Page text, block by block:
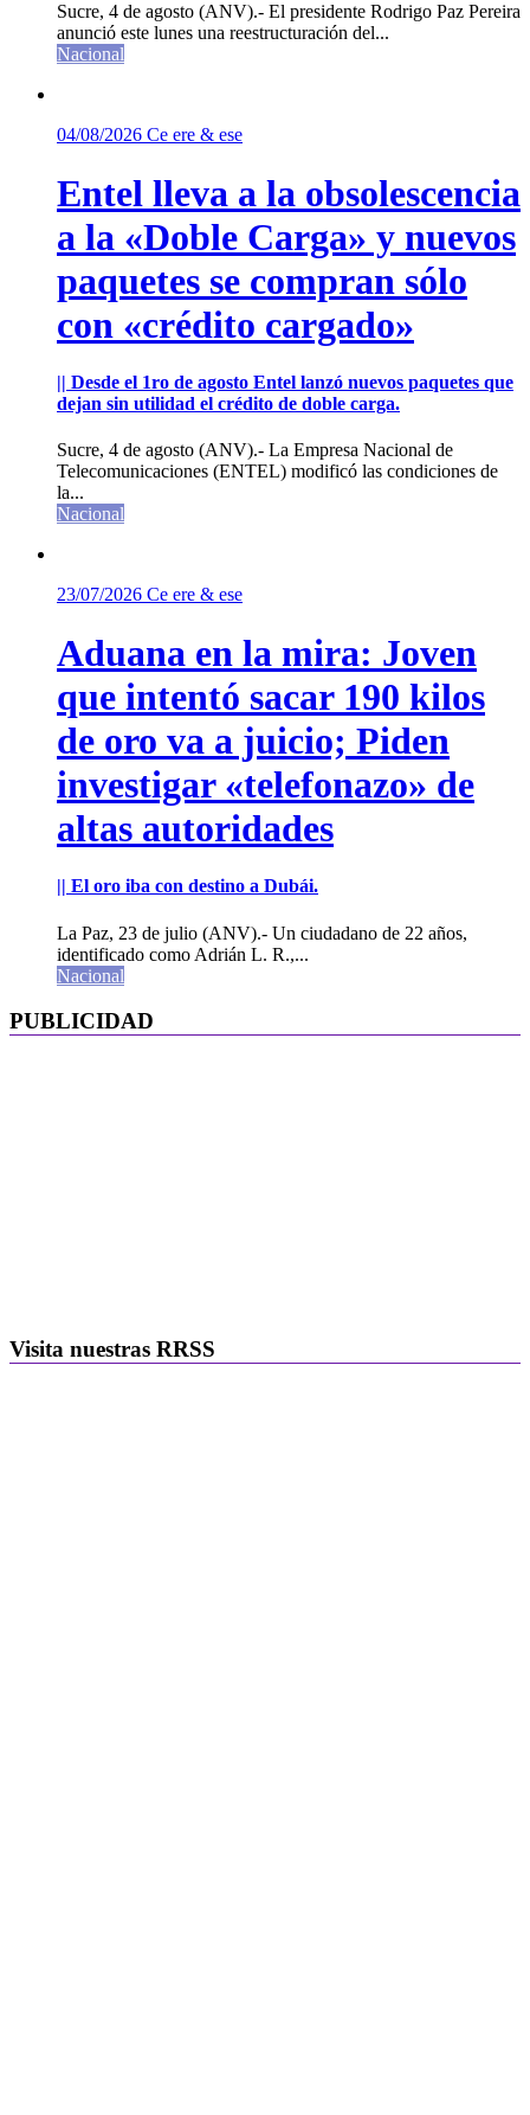
Sucre, 4 de agosto (ANV).- El presidente Rodrigo Paz Pereira
anunció este lunes una reestructuración del...
Nacional
04/08/2026 Ce ere & ese
Entel lleva a la obsolescencia
a la «Doble Carga» y nuevos
paquetes se compran sólo
con «crédito cargado»
|| Desde el 1ro de agosto Entel lanzó nuevos paquetes que
dejan sin utilidad el crédito de doble carga.
Sucre, 4 de agosto (ANV).- La Empresa Nacional de
Telecomunicaciones (ENTEL) modificó las condiciones de
la...
Nacional
23/07/2026 Ce ere & ese
Aduana en la mira: Joven
que intentó sacar 190 kilos
de oro va a juicio; Piden
investigar «telefonazo» de
altas autoridades
|| El oro iba con destino a Dubái.
La Paz, 23 de julio (ANV).- Un ciudadano de 22 años,
identificado como Adrián L. R.,...
Nacional
PUBLICIDAD
Visita nuestras RRSS